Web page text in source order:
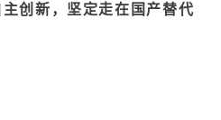
创新，坚定走在国产替代